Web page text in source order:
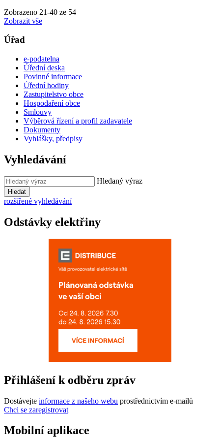
Zobrazeno 21-40 ze 54
Zobrazit vše
Úřad
e-podatelna
Úřední deska
Povinné informace
Úřední hodiny
Zastupitelstvo obce
Hospodaření obce
Smlouvy
Výběrová řízení a profil zadavatele
Dokumenty
Vyhlášky, předpisy
Vyhledávání
Hledaný výraz
Hledat
rozšířené vyhledávání
Odstávky elektřiny
Přihlášení k odběru zpráv
Dostávejte informace z našeho webu prostřednictvím e-mailů
Chci se zaregistrovat
Mobilní aplikace